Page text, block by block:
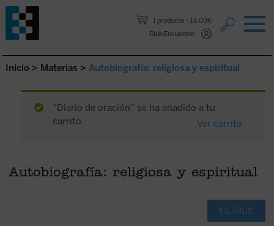
1 producto
16,00€
Club Encuentro
Saltar al contenido.
Inicio > Materias > Autobiografía: religiosa y espiritual
“Diario de oración” se ha añadido a tu
carrito.
Ver carrito
Autobiografía: religiosa y espiritual
FILTROS